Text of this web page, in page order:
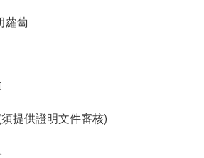
蘿蔔
提供證明文件審核)